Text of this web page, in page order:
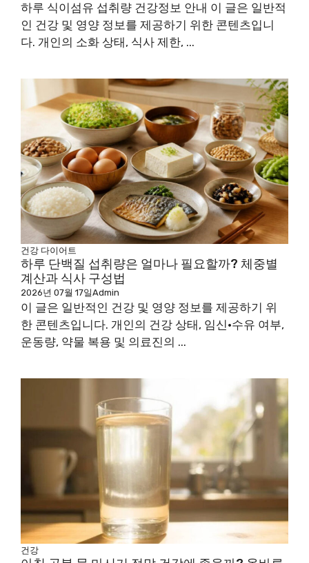
하루 식이섬유 섭취량 건강정보 안내 이 글은 일반적
인 건강 및 영양 정보를 제공하기 위한 콘텐츠입니
다. 개인의 소화 상태, 식사 제한, ...
건강 다이어트
하루 단백질 섭취량은 얼마나 필요할까? 체중별
계산과 식사 구성법
2026년 07월 17일Admin
이 글은 일반적인 건강 및 영양 정보를 제공하기 위
한 콘텐츠입니다. 개인의 건강 상태, 임신·수유 여부,
운동량, 약물 복용 및 의료진의 ...
건강